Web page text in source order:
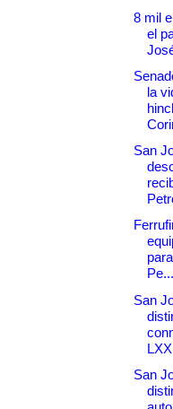
8 mil
el
la
San
Pe...
San
San